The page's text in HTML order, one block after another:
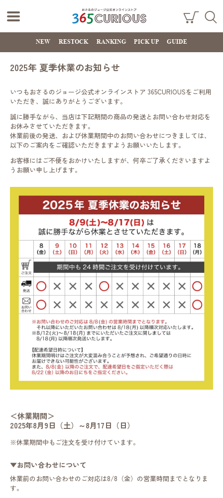
おさるのジョー
ジ公式オンライ
ンストア
ング
カー
NEW RESTOCK RANKING PICK UP GUIDE
2025年 夏季休業のお知らせ
いつもおさるのジョージ公式オンラインストア 365CURIOUSをご利用
いただき、誠にありがとうございます。
誠に勝手ながら、当店は下記期間の商品の発送とお問い合わせ対応を
お休みさせていただきます。
休業前後の発送、および休業期間中のお問い合わせにつきましては、
以下のご案内をご確認いただきますようお願いいたします。
お客様にはご不便をおかけいたしますが、何卒ご了承くださいますよ
うお願い申し上げます。
＜休業期間＞
2025年8月9日（土）～8月17日（日）
※休業期間中もご注文を受け付けています。
▼お問い合わせについて
休業前のお問い合わせのご対応は8/8（金）の営業時間までとなりま
す。